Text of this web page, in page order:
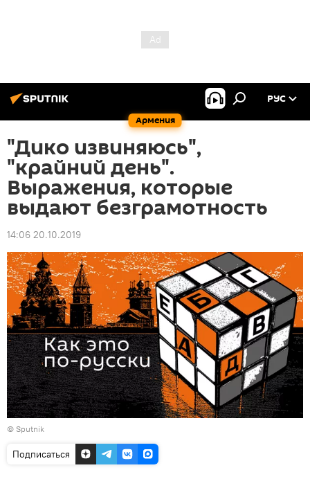
Армения
РУС
"Дико извиняюсь",
"крайний день".
Выражения, которые
выдают безграмотность
14:06 20.10.2019
© Sputnik
Подписаться